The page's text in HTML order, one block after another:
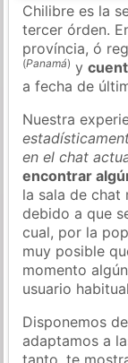
Chilibre es la
tercer órden.
província, ó
(Panamá) y
a fecha de
Nuestra
en el chat
encontrar
la sala de chat
debido a que
cual, por la
muy posible
momento
usuario
Disponemos
adaptamos a
tanto, te